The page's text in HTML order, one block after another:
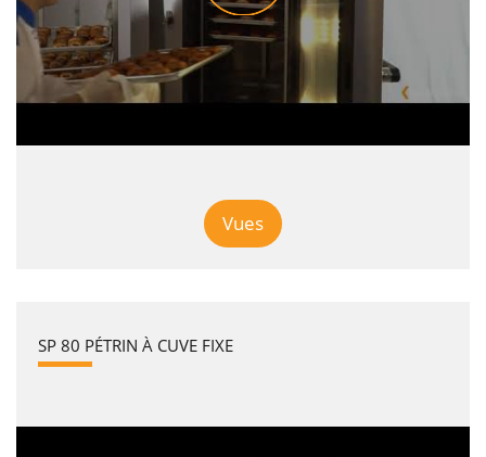
Vues
SP 80 PÉTRIN À CUVE FIXE